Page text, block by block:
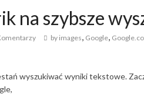
na szybsze
by images, Google,
wyszukiwać wyniki tekstowe.